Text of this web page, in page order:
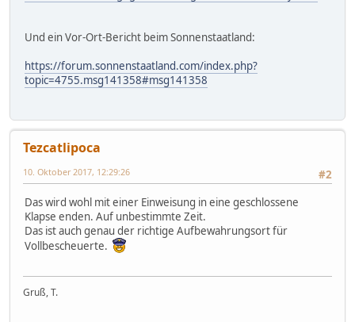
Und ein Vor-Ort-Bericht beim Sonnenstaatland:
https://forum.sonnenstaatland.com/index.php?
topic=4755.msg141358#msg141358
Tezcatlipoca
#2
10. Oktober 2017, 12:29:26
Das wird wohl mit einer Einweisung in eine geschlossene
Klapse enden. Auf unbestimmte Zeit.
Das ist auch genau der richtige Aufbewahrungsort für
Vollbescheuerte.
Gruß, T.